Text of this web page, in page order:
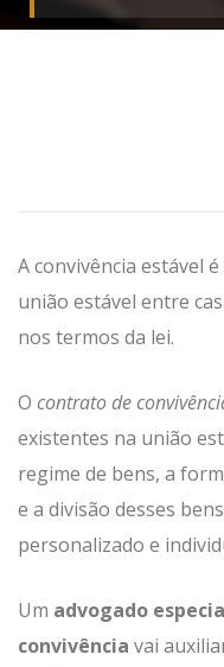
A convivência estável
união estável entre
nos termos da lei.
O contrato de
existentes na união
regime de bens, a
e a divisão desses
personalizado e
Um advogado
convivência vai